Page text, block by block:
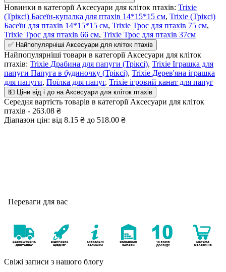
Новинки в категорії Аксесуари для кліток птахів: Trixie
(Тріксі) Басеїн-купалка для птахів 14*15*15 см, Trixie (Тріксі)
Басеїн для птахів 14*15*15 см, Trixie Трос для птахів 75 см,
Trixie Трос для птахів 66 см, Trixie Трос для птахів 37см
✅ Найпопулярніші Аксесуари для кліток птахів
Найпопулярніші товари в категорії Аксесуари для кліток
птахів: Trixie Драбина для папуги (Тріксі), Trixie Іграшка для
папуги Папуга в будиночку (Тріксі), Trixie Дерев'яна іграшка
для папуги, Поїлка для папуг, Trixie ігровий канат для папуг
💵 Ціни від і до на Аксесуари для кліток птахів
Середня вартість товарів в категорії Аксесуари для кліток
птахів - 263.08 ₴
Діапазон цін: від 8.15 ₴ до 518.00 ₴
Переваги для вас
Свіжі записи з нашого блогу